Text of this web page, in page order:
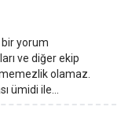
yorum
ve diğer ekip
olamaz.
ümidi ile...